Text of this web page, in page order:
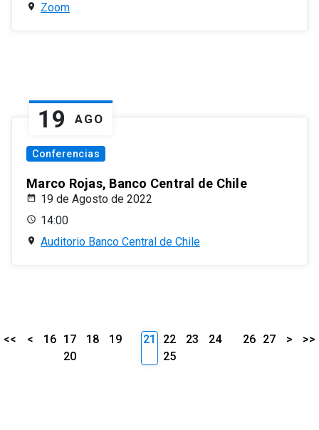
Zoom
19 AGO
Conferencias
Marco Rojas, Banco Central de Chile
19 de Agosto de 2022
14:00
Auditorio Banco Central de Chile
<< < 16 17 18
19
20
21 22 23
24
25
26 27 > >>